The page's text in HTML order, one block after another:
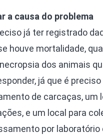
a causa do problema
já ter registrado
houve mortalidade,
dos animais
já que é
de carcaças, um
e um local para
por